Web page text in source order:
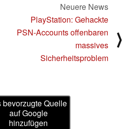
Neuere News
PlayStation: Gehackte
PSN-Accounts offenbaren
massives
Sicherheitsproblem
⟩
bevorzugte Quelle
auf Google
hinzufügen